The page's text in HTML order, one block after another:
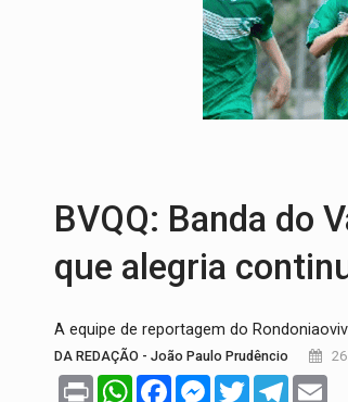
ELEIÇÕES 2026:Sgt.
JUDICIÁRIO:Sinjur
Publicação Legal:
BVQQ: Banda do
que alegria
A equipe de reportagem do
DA REDAÇÃO - João Paulo Prudêncio
Print WhatsAppFacebookMessenger
TwitterTelegram